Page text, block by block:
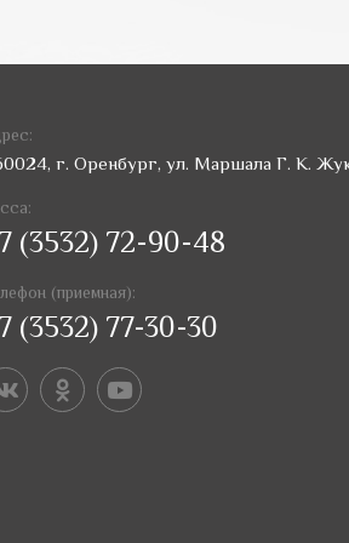
г. Оренбург, ул. Маршала Г. К.
(3532) 72-90-48
(приемная):
(3532) 77-30-30